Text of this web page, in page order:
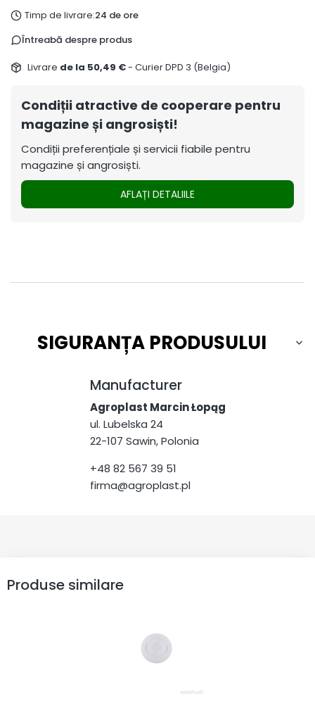
Timp de livrare:24 de ore
Întreabă despre produs
Livrare de la 50,49 €- Curier DPD 3 (Belgia)
Condiții atractive de cooperare pentru
magazine și angrosiști!
Condiții preferențiale și servicii fiabile pentru
magazine și angrosiști.
AFLAȚI DETALIILE
SIGURANȚA PRODUSULUI
Manufacturer
Agroplast Marcin Łopąg
ul. Lubelska 24
22-107 Sawin, Polonia
+48 82 567 39 51
firma@agroplast.pl
Produse similare